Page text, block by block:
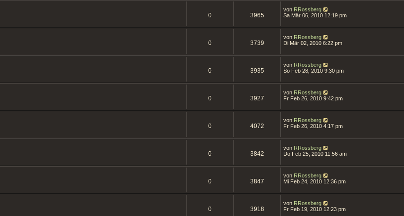
0 3965
von RRossberg
Sa Mär 06, 2010 12:19 pm
0 3739
von RRossberg
Di Mär 02, 2010 6:22 pm
0 3935
von RRossberg
So Feb 28, 2010 9:30 pm
0 3927
von RRossberg
Fr Feb 26, 2010 9:42 pm
0 4072
von RRossberg
Fr Feb 26, 2010 4:17 pm
0 3842
von RRossberg
Do Feb 25, 2010 11:56 am
0 3847
von RRossberg
Mi Feb 24, 2010 12:36 pm
0 3918
von RRossberg
Fr Feb 19, 2010 12:23 pm